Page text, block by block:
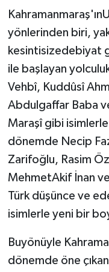
yönlerinden biri,
kesintisizedebiyat
ile başlayan
Vehbî, Kuddûsî
Abdulgaffar Baba
Maraşî gibi
dönemde Necip
Zarifoğlu, Rasim
MehmetAkif İnan
Türk düşünce ve
isimlerle yeni bir
Buyönüyle
dönemde öne